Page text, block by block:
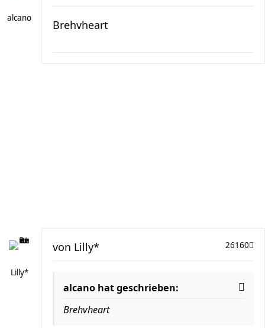
alcano Brehvheart
Lilly*
26160
von Lilly*
alcano hat geschrieben:
Brehvheart